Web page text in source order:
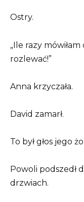
Ostry.
„Ile razy
rozlewać!”
Anna krzyczała.
David zamarł.
To był głos jego
Powoli podszedł
drzwiach.